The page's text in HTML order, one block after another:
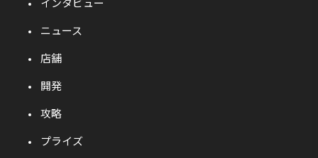
ニュース
店舗
開発
攻略
プライズ